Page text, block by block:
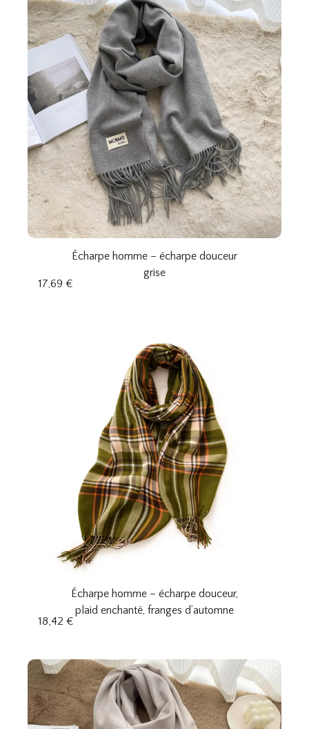
Écharpe homme – écharpe douceur
grise
17,69 €
Écharpe homme – écharpe douceur,
plaid enchanté, franges d’automne
18,42 €